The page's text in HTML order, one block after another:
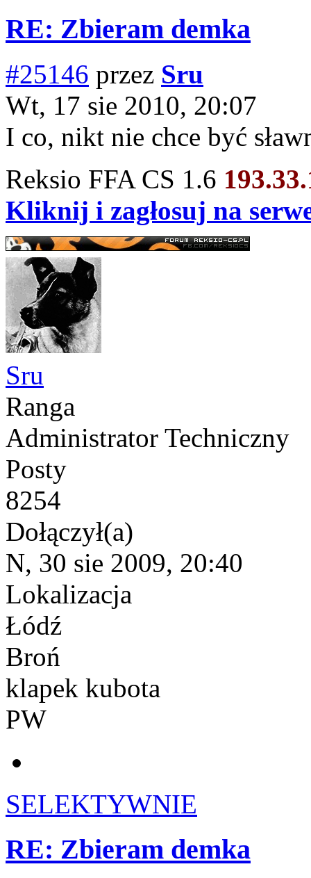
RE: Zbieram demka
#25146 przez Sru
Wt, 17 sie 2010, 20:07
I co, nikt nie chce być
Reksio FFA CS 1.6
Kliknij i zagłosuj na
Sru
Ranga
Administrator Techniczny
Posty
8254
Dołączył(a)
N, 30 sie 2009, 20:40
Lokalizacja
Łódź
Broń
klapek kubota
PW
SELEKTYWNIE
RE: Zbieram demka